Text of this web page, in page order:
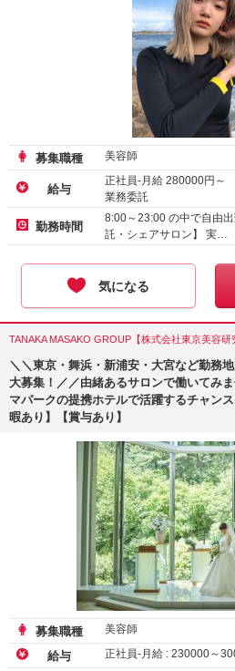
募集職種 美容師
給与
正社員-月給 280000円～
業務委託
アルバイト・パート-時給
勤務時間
8:00～23:00 の中で自由
託・シェアサロン】 実…
気になる
TANAKA MASAKO GROUP【株式会社東京美容研
＼＼東京・舞浜・新浦安・大宮など勤務
大募集！／／由緒あるサロンで働いてみ
マパークの提携ホテルで活躍するチャン
暇あり】【賞与あり】
募集職種 美容師
給与 正社員-月給 : 230000～